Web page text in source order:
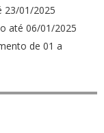
01/2025
até 06/01/2025
de 01 a